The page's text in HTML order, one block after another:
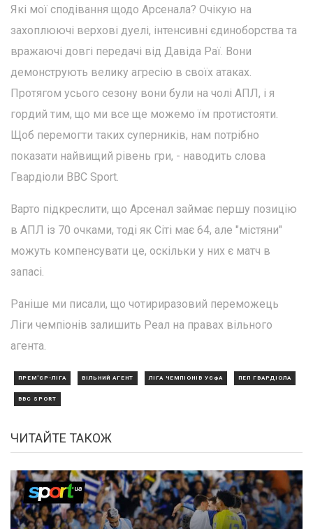
Які мої сподівання щодо Арсенала? Очікую на
захоплюючі верхові дуелі, інтенсивні єдиноборства та
вражаючі довгі передачі від Давіда Раї. Вони
демонструють велику агресію в своїх атаках.
Протягом усього сезону вони були на чолі АПЛ, і я
гордий тим, що ми все ще можемо їм протистояти.
Щоб перемогти таких суперників, нам потрібно
показати найвищий рівень гри, - наводить слова
Гвардіоли BBC Sport.
Варто підкреслити, що Арсенал займає першу позицію
в АПЛ із 70 очками, тоді як Сіті має 64, але "містяни"
можуть компенсувати це, оскільки у них є матч в
запасі.
Раніше ми писали, що чотириразовий переможець
Ліги чемпіонів залишить Реал на правах вільного
агента.
ПРЕМ'ЄР-ЛІГА ВІЛЬНИЙ АГЕНТ ЛІГА ЧЕМПІОНІВ УЄФА ПЕП ГВАРДІОЛА
BBC SPORT
ЧИТАЙТЕ ТАКОЖ